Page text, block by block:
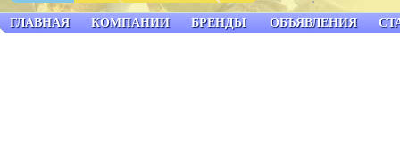
ГЛАВНАЯ КОМПАНИИ БРЕНДЫ ОБЪЯВЛЕНИЯ